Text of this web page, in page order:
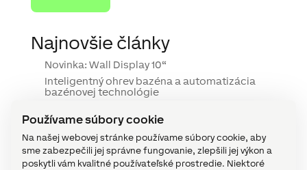
Používame súbory cookie
Na našej webovej stránke používame súbory cookie, aby
sme zabezpečili jej správne fungovanie, zlepšili jej výkon a
poskytli vám kvalitné používateľské prostredie. Niektoré
Najnovšie články
Novinka: Wall Display 10“
Inteligentný ohrev bazéna a automatizácia
bazénovej technológie
Inteligentné apartmány: Viac komfortu, menej
starostí
Komerčné streamovanie hudby: Na čo by ste si
mali dávať pozor